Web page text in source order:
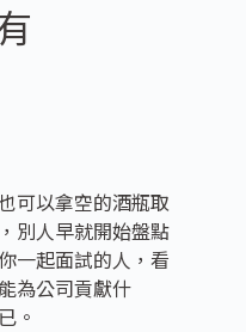
可以拿空的酒瓶取
別人早就開始盤點
一起面試的人，看
為公司貢獻什
。